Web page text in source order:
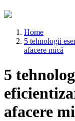
Home
5 tehnologii
afacere mică
5
afacere